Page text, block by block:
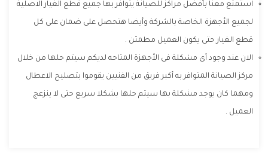
استمتع معنا بأفضل مراكز للصيانة يتوافر بها جميع قطع الغيار الاصلية
لجميع الأجهزة الخاصة بالشركة وأيضا هتحصل على ضمان على كل
قطع الغيار حتى يكون العميل مطمئن .
الان عند وجود أى مشكلة فى الأجهزة المتاحه لديكم سيتم حلها من خلال
مركز الصيانة المتوافر به أكبر فريق من الفنيين يقوموا بتصليح الاعطال
ومهما كان يوجد مشكلة بها سيتم حلها بشكلا سريع حتى لا ينزعج
العميل .